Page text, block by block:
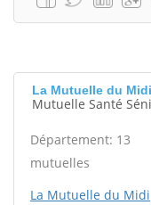
La Mutuelle du Midi
Mutuelle Santé
Département: 13
mutuelles
La Mutuelle du Midi